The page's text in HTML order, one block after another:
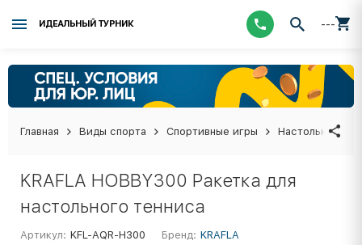
ИДЕАЛЬНЫЙ ТУРНИК ---
Главная Виды спорта Спортивные игры Настольный
KRAFLA HOBBY300 Ракетка для
настольного тенниса
Артикул: KFL-AQR-H300 Бренд: KRAFLA